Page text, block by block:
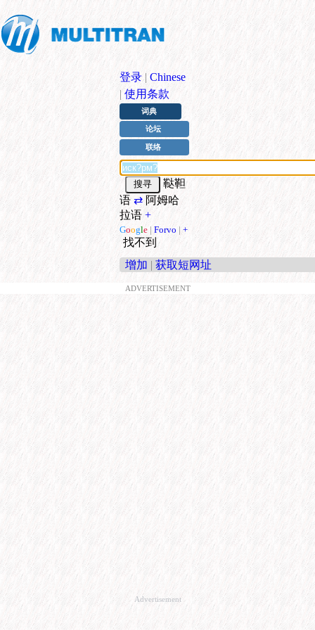
登录 | Chinese
| 使用条款
词典
论坛
联络
鞑靼
语 ⇄阿姆哈
拉语 +
Google | Forvo | +
找不到
增加 | 获取短网址
ADVERTISEMENT
Advertisement